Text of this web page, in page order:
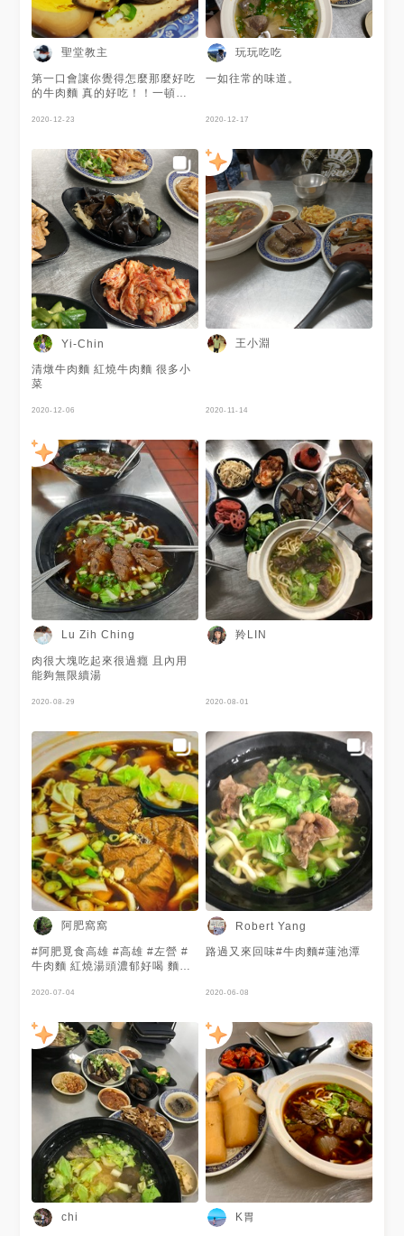
聖堂教主
第一口會讓你覺得怎麼那麼好吃
的牛肉麵 真的好吃！！一頓會
湯頭肉質 會讓你感覺到真的有
2020-12-23
玩玩吃吃
一如往常的味道。
2020-12-17
Yi-Chin
清燉牛肉麵 紅燒牛肉麵 很多小
菜
2020-12-06
王小淵
2020-11-14
Lu Zih Ching
肉很大塊吃起來很過癮 且內用
能夠無限續湯
2020-08-29
羚LIN
2020-08-01
阿肥窩窩
#阿肥覓食高雄 #高雄 #左營 #
牛肉麵 紅燒湯頭濃郁好喝 麵疙
辣牛肚也很美味 小菜入味爽口
錯的眷村美食哦！
2020-07-04
Robert Yang
路過又來回味#牛肉麵#蓮池潭
2020-06-08
chi K胃